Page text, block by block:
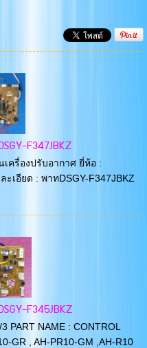
F347JBKZ
ครื่องปรับอากาศ ยี่ห้อ :
ะเอียด : พาทDSGY-F347JBKZ
F345JBKZ
NAME : CONTROL
GR , AH-PR10-GM ,AH-R10